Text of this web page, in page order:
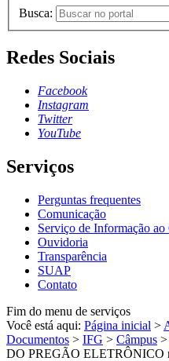
Busca:
Redes Sociais
Facebook
Instagram
Twitter
YouTube
Serviços
Perguntas frequentes
Comunicação
Serviço de Informação ao
Ouvidoria
Transparência
SUAP
Contato
Fim do menu de serviços
Você está aqui: Página inicial >
Documentos > IFG > Câmpus >
DO PREGÃO ELETRÔNICO